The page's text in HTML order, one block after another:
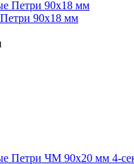
90х18 мм